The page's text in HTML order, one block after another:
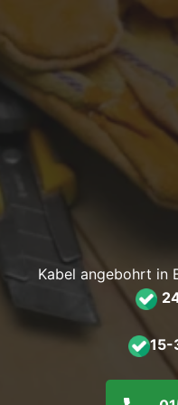
Kabel angebohrt in
15-